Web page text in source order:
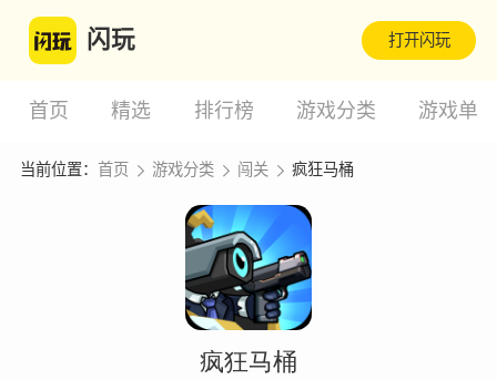
闪玩 打开闪玩
首页 精选 排行榜 游戏分类 游戏单
当前位置： 首页 游戏分类 闯关 疯狂马桶
疯狂马桶